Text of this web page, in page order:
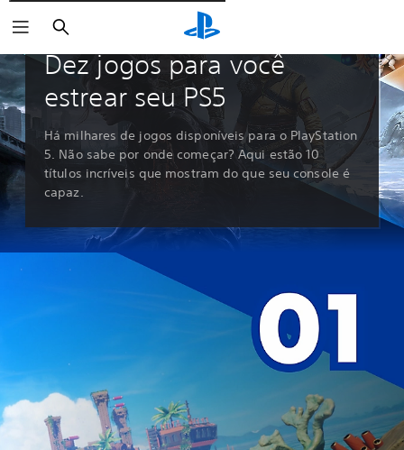
Pesquisar
Guias e editoriais
Dez jogos para você
estrear seu PS5
Há milhares de jogos disponíveis para o PlayStation
5. Não sabe por onde começar? Aqui estão 10
títulos incríveis que mostram do que seu console é
capaz.